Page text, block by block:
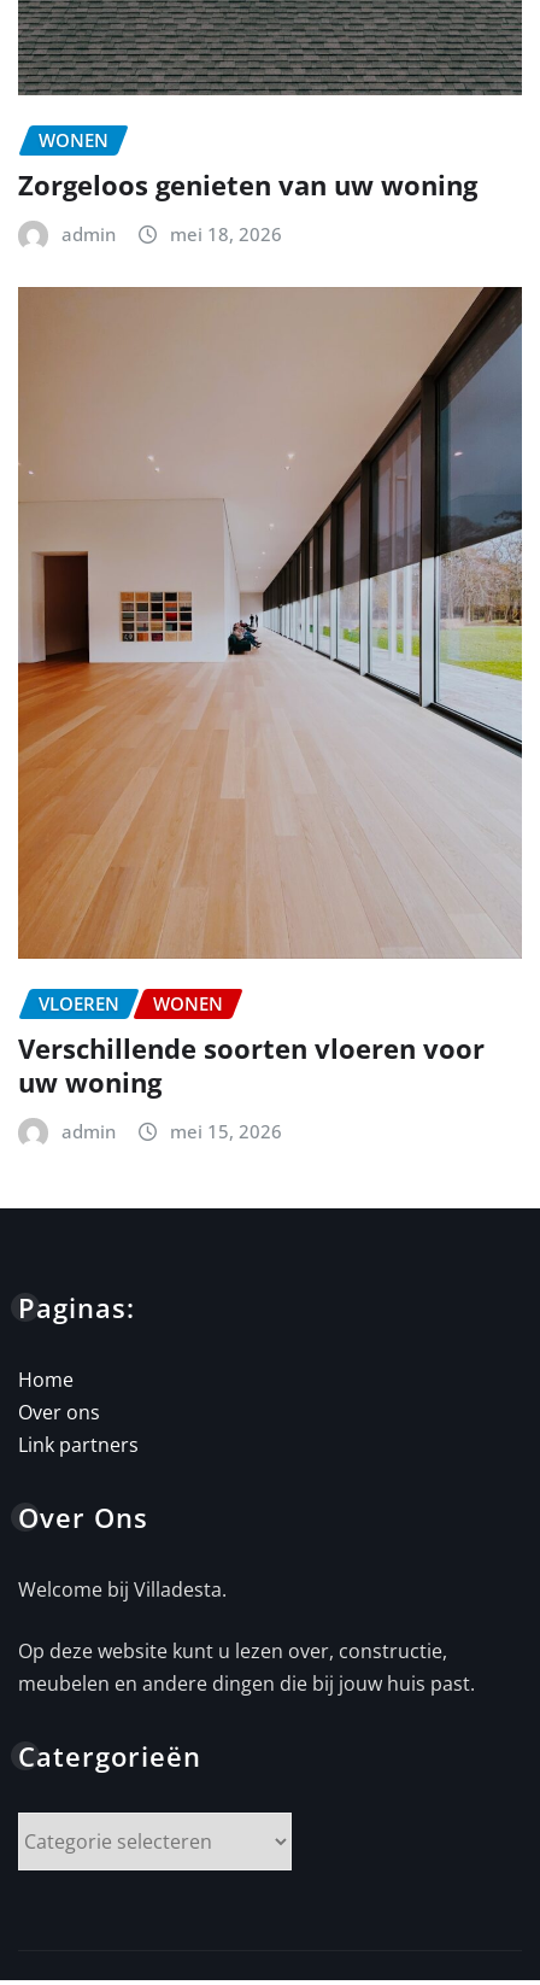
WONEN
Zorgeloos genieten van uw woning
admin mei 18, 2026
VLOEREN WONEN
Verschillende soorten vloeren voor
uw woning
admin mei 15, 2026
Paginas:
Home
Over ons
Link partners
Over Ons
Welcome bij Villadesta.
Op deze website kunt u lezen over, constructie,
meubelen en andere dingen die bij jouw huis past.
Catergorieën
Catergorieën